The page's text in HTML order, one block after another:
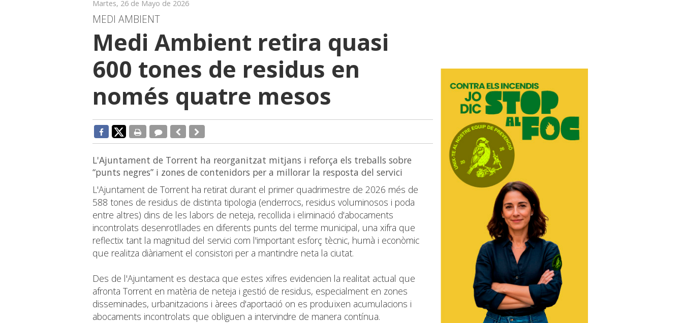
Martes, 26 de Mayo de 2026
MEDI AMBIENT
Medi Ambient retira quasi
600 tones de residus en
només quatre mesos
L'Ajuntament de Torrent ha reorganitzat mitjans i reforça els treballs sobre
“punts negres” i zones de contenidors per a millorar la resposta del servici
L'Ajuntament de Torrent ha retirat durant el primer quadrimestre de 2026 més de
588 tones de residus de distinta tipologia (enderrocs, residus voluminosos i poda
entre altres) dins de les labors de neteja, recollida i eliminació d'abocaments
incontrolats desenrotllades en diferents punts del terme municipal, una xifra que
reflectix tant la magnitud del servici com l'important esforç tècnic, humà i econòmic
que realitza diàriament el consistori per a mantindre neta la ciutat.
Des de l'Ajuntament es destaca que estes xifres evidencien la realitat actual que
afronta Torrent en matèria de neteja i gestió de residus, especialment en zones
disseminades, urbanitzacions i àrees d'aportació on es produïxen acumulacions i
abocaments incontrolats que obliguen a intervindre de manera contínua.